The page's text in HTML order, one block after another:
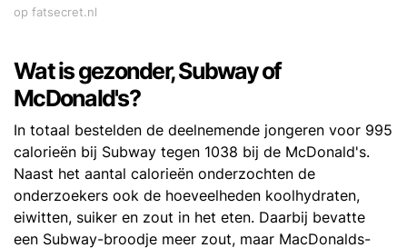
op fatsecret.nl
Wat is gezonder, Subway of
McDonald's?
In totaal bestelden de deelnemende jongeren voor 995
calorieën bij Subway tegen 1038 bij de McDonald's.
Naast het aantal calorieën onderzochten de
onderzoekers ook de hoeveelheden koolhydraten,
eiwitten, suiker en zout in het eten. Daarbij bevatte
een Subway-broodje meer zout, maar MacDonalds-